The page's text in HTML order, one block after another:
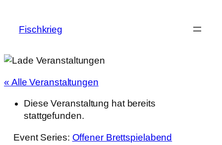
Fischkrieg
« Alle Veranstaltungen
Diese Veranstaltung hat bereits
stattgefunden.
Event Series: Offener Brettspielabend